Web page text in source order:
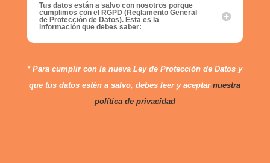
Tus datos están a salvo con nosotros porque
cumplimos con el RGPD (Reglamento General
de Protección de Datos). Esta es la
información que debes saber:
* Para cumplir con la nueva Ley de Protección de Datos y
que tus datos estén a salvo, debes leer y aceptarnuestra
política de privacidad